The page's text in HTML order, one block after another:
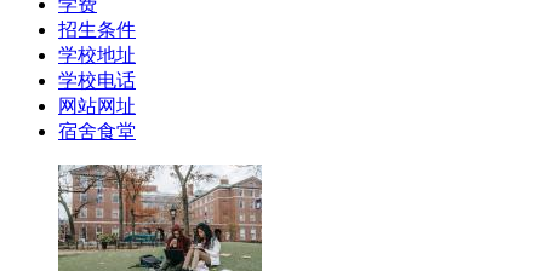
学费
招生条件
学校地址
学校电话
网站网址
宿舍食堂